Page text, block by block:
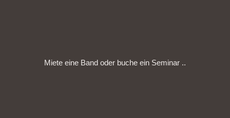
Miete eine Band oder buche ein Seminar ..